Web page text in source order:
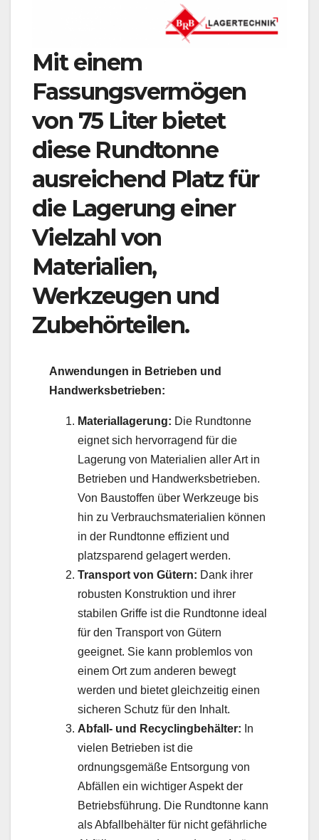
Mit einem
Fassungsvermögen
von 75 Liter bietet
diese Rundtonne
ausreichend Platz für
die Lagerung einer
Vielzahl von
Materialien,
Werkzeugen und
Zubehörteilen.
Anwendungen in Betrieben und
Handwerksbetrieben:
Materiallagerung: Die Rundtonne
eignet sich hervorragend für die
Lagerung von Materialien aller Art in
Betrieben und Handwerksbetrieben.
Von Baustoffen über Werkzeuge bis
hin zu Verbrauchsmaterialien können
in der Rundtonne effizient und
platzsparend gelagert werden.
Transport von Gütern: Dank ihrer
robusten Konstruktion und ihrer
stabilen Griffe ist die Rundtonne ideal
für den Transport von Gütern
geeignet. Sie kann problemlos von
einem Ort zum anderen bewegt
werden und bietet gleichzeitig einen
sicheren Schutz für den Inhalt.
Abfall- und Recyclingbehälter: In
vielen Betrieben ist die
ordnungsgemäße Entsorgung von
Abfällen ein wichtiger Aspekt der
Betriebsführung. Die Rundtonne kann
als Abfallbehälter für nicht gefährliche